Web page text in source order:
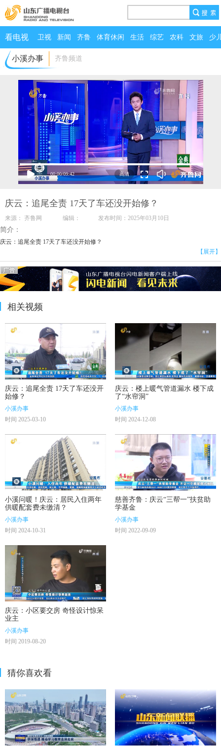
看电视 卫视 新闻 齐鲁 体育休闲 生活 综艺 农科 文旅 少
小溪办事 齐鲁频道
00:00/09:42
庆云：追尾全责 17天了车还没开始修？
来源： 齐鲁网 编辑： 发布时间：2025年03月10日
简介：
庆云：追尾全责 17天了车还没开始修？
【展开】
相关视频
庆云：追尾全责 17天了车还没开
始修？
小溪办事
时间 2025-03-10
庆云：楼上暖气管道漏水 楼下成
了“水帘洞”
小溪办事
时间 2024-12-08
小溪问暖！庆云：居民入住两年
供暖配套费未缴清？
小溪办事
时间 2024-10-31
慈善齐鲁：庆云“三帮一”扶贫助
学基金
小溪办事
时间 2022-09-09
庆云：小区要交房 奇怪设计惊呆
业主
小溪办事
时间 2019-08-20
猜你喜欢看